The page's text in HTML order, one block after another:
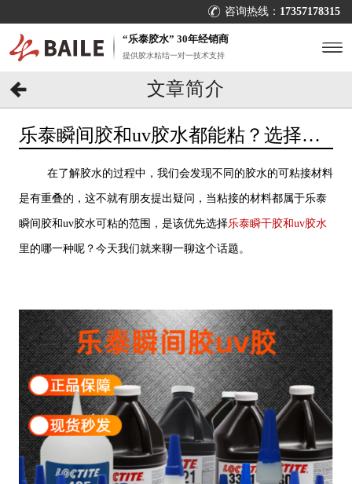
咨询热线： 17357178315
“乐泰胶水” 30年经销商
提供胶水粘结一对一技术支持
文章简介
乐泰瞬间胶和uv胶水都能粘？选择困
在了解胶水的过程中，我们会发现不同的胶水的可粘接材料
是有重叠的，这不就有朋友提出疑问，当粘接的材料都属于乐泰
瞬间胶和uv胶水可粘的范围，是该优先选择乐泰瞬干胶和uv胶水
里的哪一种呢？今天我们就来聊一聊这个话题。